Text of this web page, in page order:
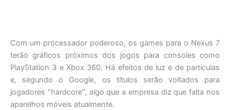
Com um processador poderoso, os games para o Nexus 7
terão gráficos próximos dos jogos para consoles como
PlayStation 3 e Xbox 360. Há efeitos de luz e de partículas
e, segundo o Google, os títulos serão voltados para
jogadores “hardcore”, algo que a empresa diz que falta nos
aparelhos móveis atualmente.